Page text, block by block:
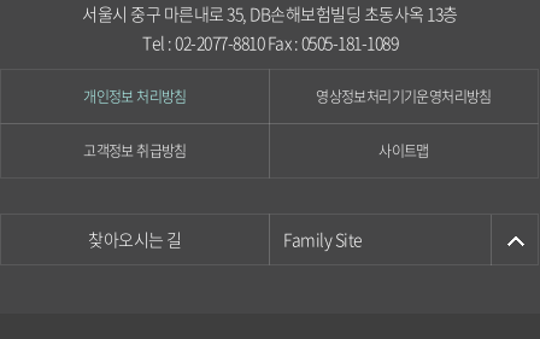
서울시 중구 마른내로 35, DB손해보험빌딩 초동사옥 13층
Tel : 02-2077-8810 Fax : 0505-181-1089
개인정보 처리방침 영상정보처리기기운영처리방침
고객정보 취급방침 사이트맵
찾아오시는 길 Family Site